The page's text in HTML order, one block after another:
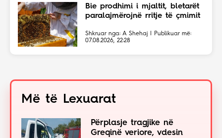
Bie prodhimi i mjaltit, bletarët
paralajmërojnë rritje të çmimit
Shkruar nga: A Shehaj | Publikuar më:
07.08.2026, 22:28
Më të Lexuarat
Përplasje tragjike në
Greqinë veriore, vdesin